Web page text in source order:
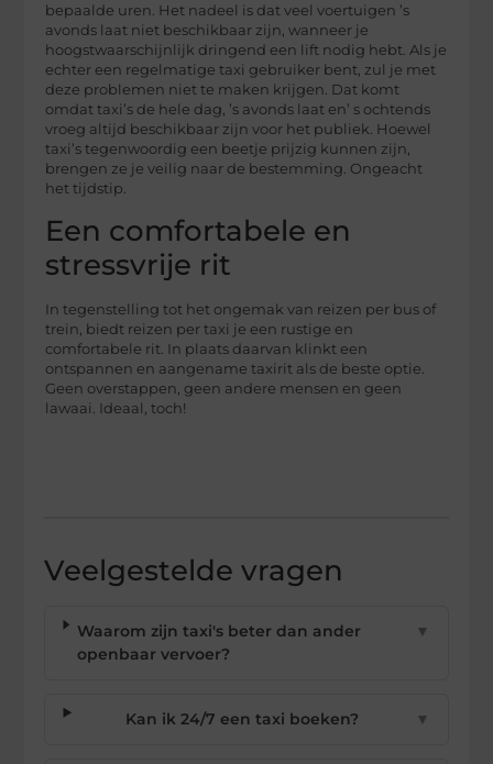
bepaalde uren. Het nadeel is dat veel voertuigen ’s
avonds laat niet beschikbaar zijn, wanneer je
hoogstwaarschijnlijk dringend een lift nodig hebt. Als je
echter een regelmatige taxi gebruiker bent, zul je met
deze problemen niet te maken krijgen. Dat komt
omdat taxi’s de hele dag, ’s avonds laat en’ s ochtends
vroeg altijd beschikbaar zijn voor het publiek. Hoewel
taxi’s tegenwoordig een beetje prijzig kunnen zijn,
brengen ze je veilig naar de bestemming. Ongeacht
het tijdstip.
Een comfortabele en
stressvrije rit
In tegenstelling tot het ongemak van reizen per bus of
trein, biedt reizen per taxi je een rustige en
comfortabele rit. In plaats daarvan klinkt een
ontspannen en aangename taxirit als de beste optie.
Geen overstappen, geen andere mensen en geen
lawaai. Ideaal, toch!
Veelgestelde vragen
Waarom zijn taxi's beter dan ander
openbaar vervoer?
▼
Kan ik 24/7 een taxi boeken? ▼